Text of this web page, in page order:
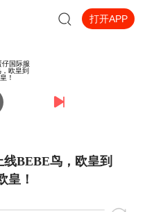
打开APP
BEBE鸟，欧皇到
皇！